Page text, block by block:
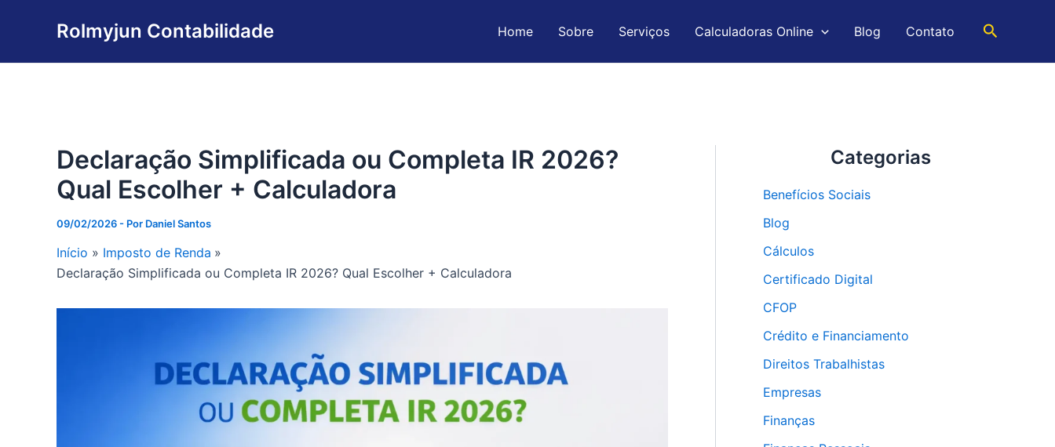
Rolmyjun Contabilidade Home Sobre Serviços Calculadoras Online Blog Contato Pesquisar
Declaração Simplificada ou Completa IR 2026?
Qual Escolher + Calculadora
09/02/2026- Por Daniel Santos
Início
Imposto de Renda
Declaração Simplificada ou Completa IR 2026? Qual Escolher + Calculadora
Categorias
Benefícios Sociais
Blog
Cálculos
Certificado Digital
CFOP
Crédito e Financiamento
Direitos Trabalhistas
Empresas
Finanças